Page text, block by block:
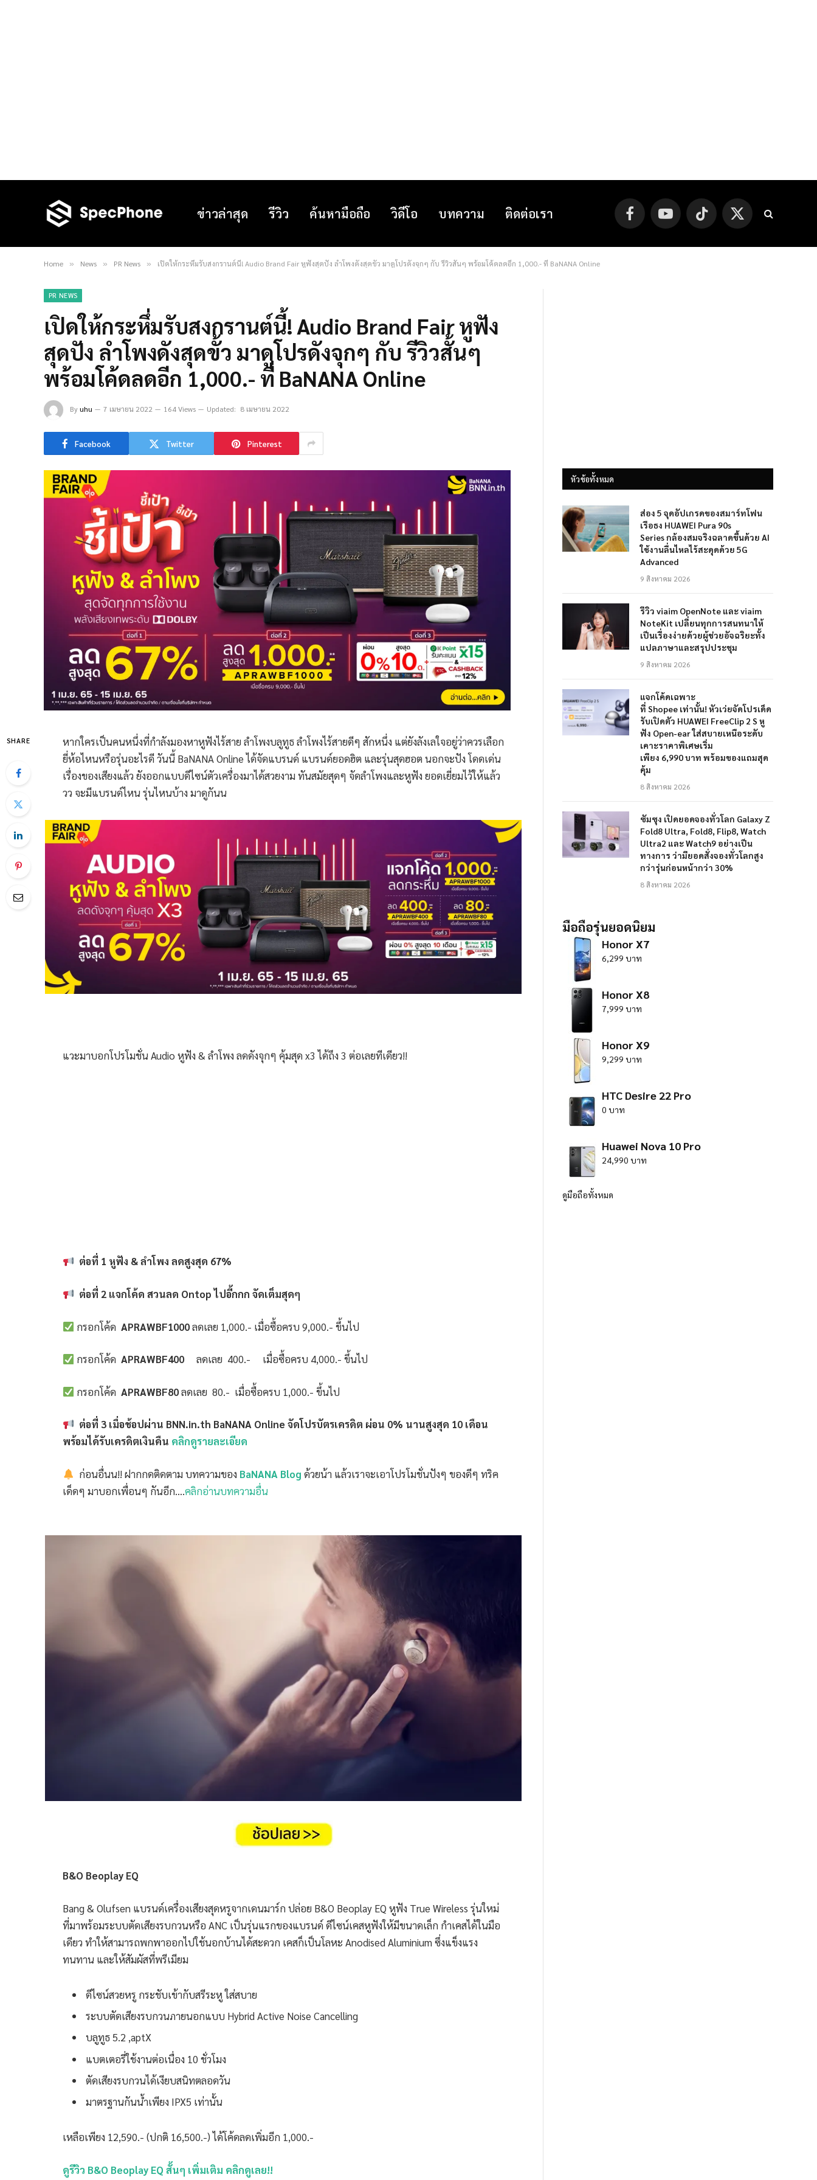
ข่าวล่าสุด รีวิว ค้นหามือถือ วิดีโอ บทความ ติดต่อเรา FacebookYouTube TikTok
X
(Twitter)
Home » News » PR News » เปิดให้กระหึ่มรับสงกรานต์นี้! Audio Brand Fair หูฟังสุดปัง ลำโพงดังสุดขั้ว มาดูโปรดังจุกๆ กับ รีวิวสั้นๆ พร้อมโค้ดลดอีก 1,000.- ที่ BaNANA Online
PR NEWS
เปิดให้กระหึ่มรับสงกรานต์นี้! Audio Brand Fair หูฟัง
สุดปัง ลำโพงดังสุดขั้ว มาดูโปรดังจุกๆ กับ รีวิวสั้นๆ
พร้อมโค้ดลดอีก 1,000.- ที่ BaNANA Online
Byuhu 7 เมษายน 2022 164 Views Updated: 8 เมษายน 2022
Facebook Twitter Pinterest
SHARE
หากใครเป็นคนหนึ่งที่กำลังมองหาหูฟังไร้สาย ลำโพงบลูทูธ ลำโพงไร้สายดีๆ สักหนึ่ง แต่ยังลังเลใจอยู่ว่าควรเลือก
ยี่ห้อไหนหรือรุ่นอะไรดี วันนี้ BaNANA Online ได้จัดแบรนด์ แบรนด์ยอดฮิต และรุ่นสุดฮอต นอกจะปัง โดดเด่น
เรื่องของเสียงแล้ว ยังออกแบบดีไซน์ตัวเครื่องมาได้สวยงาม ทันสมัยสุดๆ จัดลำโพงและหูฟัง ยอดเยี่ยมไว้ให้แล้ว
วว จะมีแบรนด์ไหน รุ่นไหนบ้าง มาดูกันน
แวะมาบอกโปรโมชั่น Audio หูฟัง & ลำโพง ลดดังจุกๆ คุ้มสุด x3 ได้ถึง 3 ต่อเลยทีเดียว!!
ต่อที่ 1 หูฟัง & ลำโพง ลดสูงสุด 67%
ต่อที่ 2 แจกโค้ด สวนลด Ontop ไปอี้กกก จัดเต็มสุดๆ
กรอกโค้ด APRAWBF1000ลดเลย 1,000.- เมื่อซื้อครบ 9,000.- ขึ้นไป
กรอกโค้ด APRAWBF400 ลดเลย 400.- เมื่อซื้อครบ 4,000.- ขึ้นไป
กรอกโค้ด APRAWBF80ลดเลย 80.- เมื่อซื้อครบ 1,000.- ขึ้นไป
ต่อที่ 3 เมื่อช้อปผ่าน BNN.in.th BaNANA Online จัดโปรบัตรเครดิต ผ่อน 0% นานสูงสุด 10 เดือน
พร้อมได้รับเครดิตเงินคืน คลิกดูรายละเอียด
ก่อนอื่นน!! ฝากกดติดตาม บทความของ BaNANA Blog ด้วยน้า แล้วเราจะเอาโปรโมชั่นปังๆ ของดีๆ ทริค
เด็ดๆ มาบอกเพื่อนๆ กันอีก….คลิกอ่านบทความอื่น
B&O Beoplay EQ
Bang & Olufsen แบรนด์เครื่องเสียงสุดหรูจากเดนมาร์ก ปล่อย B&O Beoplay EQ หูฟัง True Wireless รุ่นใหม่
ที่มาพร้อมระบบตัดเสียงรบกวนหรือ ANC เป็นรุ่นแรกของแบรนด์ ดีไซน์เคสหูฟังให้มีขนาดเล็ก กำเคสได้ในมือ
เดียว ทำให้สามารถพกพาออกไปใช้นอกบ้านได้สะดวก เคสก็เป็นโลหะ Anodised Aluminium ซึ่งแข็งแรง
ทนทาน และให้สัมผัสที่พรีเมียม
ดีไซน์สวยหรู กระชับเข้ากับสรีระหู ใส่สบาย
ระบบตัดเสียงรบกวนภายนอกแบบ Hybrid Active Noise Cancelling
บลูทูธ 5.2 ,aptX
แบตเตอรี่ใช้งานต่อเนื่อง 10 ชั่วโมง
ตัดเสียงรบกวนได้เงียบสนิทตลอดวัน
มาตรฐานกันน้ำเพียง IPX5 เท่านั้น
เหลือเพียง 12,590.- (ปกติ 16,500.-) ได้โค้ดลดเพิ่มอีก 1,000.-
ดูรีวิว B&O Beoplay EQ สั้นๆ เพิ่มเติม คลิกดูเลย!!
หัวข้อทั้งหมด
ส่อง 5 จุดอัปเกรดของสมาร์ทโฟน
เรือธง HUAWEI Pura 90s
Series กล้องสมจริงฉลาดขึ้นด้วย AI
ใช้งานลื่นไหลไร้สะดุดด้วย 5G
Advanced
9 สิงหาคม 2026
รีวิว viaim OpenNote และ viaim
NoteKit เปลี่ยนทุกการสนทนาให้
เป็นเรื่องง่ายด้วยผู้ช่วยอัจฉริยะทั้ง
แปลภาษาและสรุปประชุม
9 สิงหาคม 2026
แจกโค้ดเฉพาะ
ที่ Shopee เท่านั้น! หัวเว่ยจัดโปรเด็ด
รับเปิดตัว HUAWEI FreeClip 2 S หู
ฟัง Open-ear ใส่สบายเหนือระดับ
เคาะราคาพิเศษเริ่ม
เพียง 6,990 บาท พร้อมของแถมสุด
คุ้ม
8 สิงหาคม 2026
ซัมซุง เปิดยอดจองทั่วโลก Galaxy Z
Fold8 Ultra, Fold8, Flip8, Watch
Ultra2 และ Watch9 อย่างเป็น
ทางการ ว่ามียอดสั่งจองทั่วโลกสูง
กว่ารุ่นก่อนหน้ากว่า 30%
8 สิงหาคม 2026
มือถือรุ่นยอดนิยม
Honor X7
6,299 บาท
Honor X8
7,999 บาท
Honor X9
9,299 บาท
HTC Desire 22 Pro
0 บาท
Huawei Nova 10 Pro
24,990 บาท
ดูมือถือทั้งหมด